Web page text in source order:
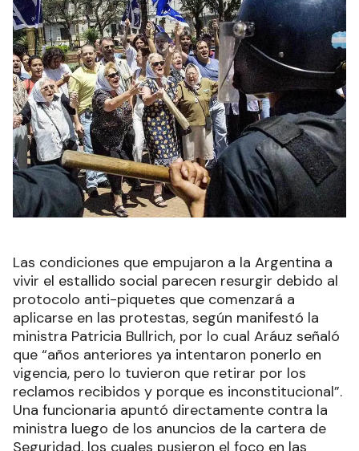
Las condiciones que empujaron a la Argentina a
vivir el estallido social parecen resurgir debido al
protocolo anti-piquetes que comenzará a
aplicarse en las protestas, según manifestó la
ministra Patricia Bullrich, por lo cual Aráuz señaló
que “años anteriores ya intentaron ponerlo en
vigencia, pero lo tuvieron que retirar por los
reclamos recibidos y porque es inconstitucional”.
Una funcionaria apuntó directamente contra la
ministra luego de los anuncios de la cartera de